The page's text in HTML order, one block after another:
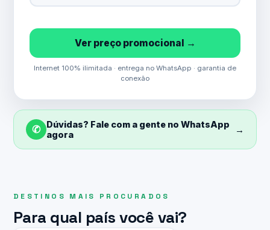
Ver preço promocional →
Internet 100% ilimitada · entrega no WhatsApp · garantia de
conexão
✆
Dúvidas? Fale com a gente no WhatsApp
agora
→
DESTINOS MAIS PROCURADOS
Para qual país você vai?